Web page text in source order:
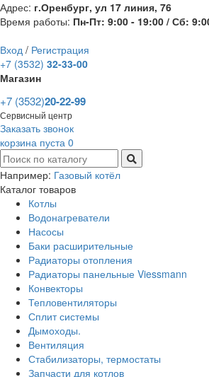
Адрес: г.Оренбург, ул 17 линия, 76
Время работы: Пн-Пт: 9:00 - 19:00 / Сб:
Вход / Регистрация
+7 (3532) 32-33-00
Магазин
+7 (3532)20-22-99
Сервисный центр
Заказать звонок
корзина пуста 0
Например: Газовый котёл
Каталог товаров
Котлы
Водонагреватели
Насосы
Баки расширительные
Радиаторы отопления
Радиаторы панельные Viessmann
Конвекторы
Тепловентиляторы
Сплит системы
Дымоходы.
Вентиляция
Стабилизаторы, термостаты
Запчасти для котлов